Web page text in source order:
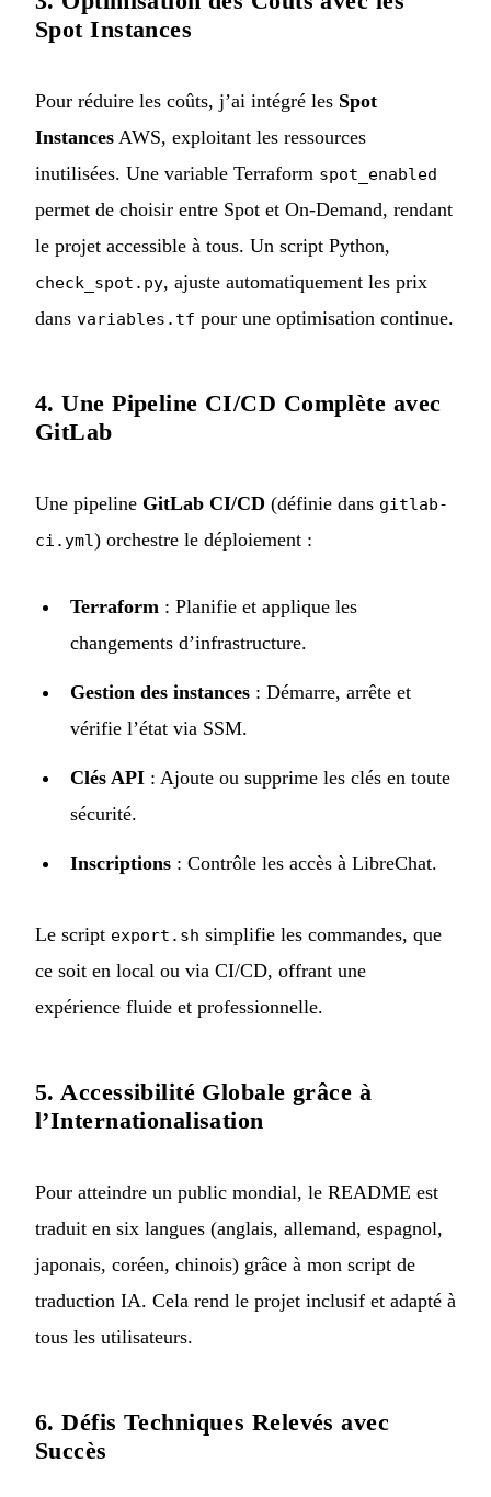
Spot Instances
Pour réduire les coûts, j’ai intégré les Spot
Instances AWS, exploitant les ressources
inutilisées. Une variable Terraform spot_enabled
permet de choisir entre Spot et On-Demand, rendant
le projet accessible à tous. Un script Python,
check_spot.py, ajuste automatiquement les prix
dans variables.tf pour une optimisation continue.
4. Une Pipeline CI/CD Complète avec
GitLab
Une pipeline GitLab CI/CD (définie dans gitlab-
ci.yml) orchestre le déploiement :
Terraform : Planifie et applique les
changements d’infrastructure.
Gestion des instances : Démarre, arrête et
vérifie l’état via SSM.
Clés API : Ajoute ou supprime les clés en toute
sécurité.
Inscriptions : Contrôle les accès à LibreChat.
Le script export.sh simplifie les commandes, que
ce soit en local ou via CI/CD, offrant une
expérience fluide et professionnelle.
5. Accessibilité Globale grâce à
l’Internationalisation
Pour atteindre un public mondial, le README est
traduit en six langues (anglais, allemand, espagnol,
japonais, coréen, chinois) grâce à mon script de
traduction IA. Cela rend le projet inclusif et adapté à
tous les utilisateurs.
6. Défis Techniques Relevés avec
Succès